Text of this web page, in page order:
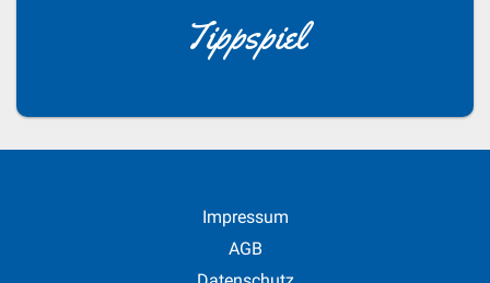
Tippspiel
Impressum
AGB